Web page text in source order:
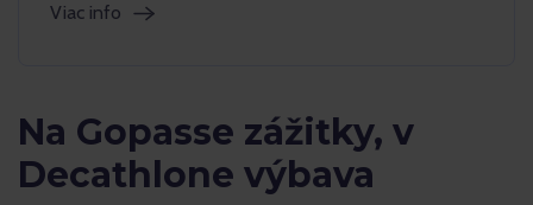
Viac info
Na Gopasse zážitky, v
Decathlone výbava